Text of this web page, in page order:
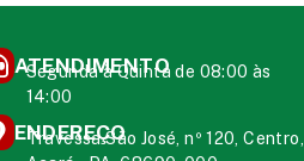
ATENDIMENTO
Segunda à Quinta de 08:00 às
14:00
ENDEREÇO
Travessa São José, nº 120, Centro,